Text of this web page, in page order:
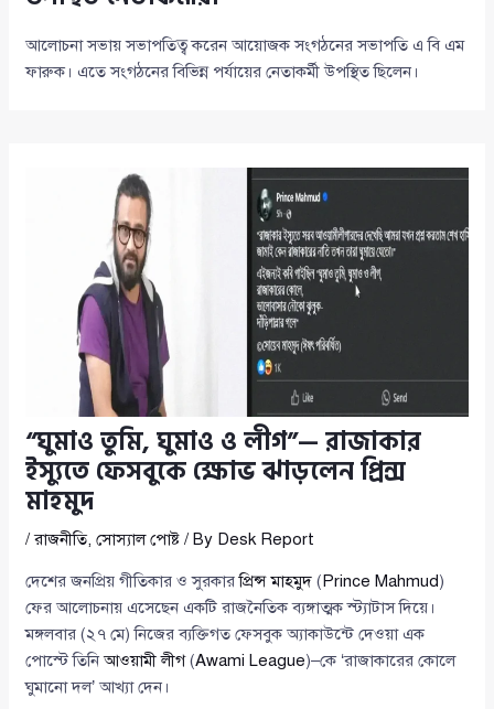
আলোচনা সভায় সভাপতিত্ব করেন আয়োজক সংগঠনের সভাপতি এ বি এম
ফারুক। এতে সংগঠনের বিভিন্ন পর্যায়ের নেতাকর্মী উপস্থিত ছিলেন।
“ঘুমাও তুমি, ঘুমাও ও লীগ”— রাজাকার
ইস্যুতে ফেসবুকে ক্ষোভ ঝাড়লেন প্রিন্স
মাহমুদ
/রাজনীতি,সোস্যাল পোষ্ট / By Desk Report
দেশের জনপ্রিয় গীতিকার ও সুরকারপ্রিন্স মাহমুদ ( Prince Mahmud)
ফের আলোচনায় এসেছেন একটি রাজনৈতিক ব্যঙ্গাত্মক স্ট্যাটাস দিয়ে।
মঙ্গলবার (২৭ মে) নিজের ব্যক্তিগত ফেসবুক অ্যাকাউন্টে দেওয়া এক
পোস্টে তিনিআওয়ামী লীগ(Awami League)–কে ‘রাজাকারের কোলে
ঘুমানো দল’ আখ্যা দেন।